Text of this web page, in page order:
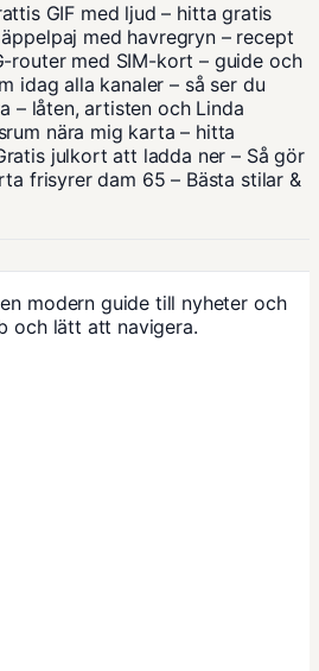
GIF med ljud – hitta gratis
med havregryn – recept
router med SIM-kort – guide och
idag alla kanaler – så ser du
– låten, artisten och Linda
nära mig karta – hitta
julkort att ladda ner – Så gör
frisyrer dam 65 – Bästa stilar &
modern guide till nyheter och
och lätt att navigera.